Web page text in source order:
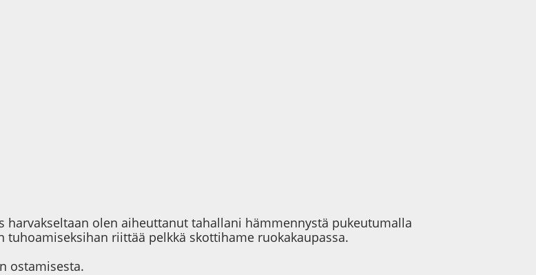
harvakseltaan olen aiheuttanut tahallani hämmennystä pukeutumalla
riittää pelkkä skottihame ruokakaupassa.
ostamisesta.